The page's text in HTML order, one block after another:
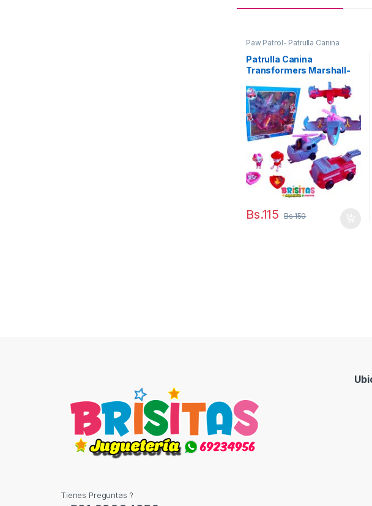
Paw Patrol- Patrulla Canina
Patrulla Canina
Transformers Marshall-
Bs.115 Bs.150
Tienes Preguntas ?